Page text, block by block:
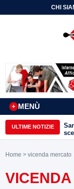
CHI
MENÙ
+
ULTIME NOTIZIE
Home > vicenda mercato